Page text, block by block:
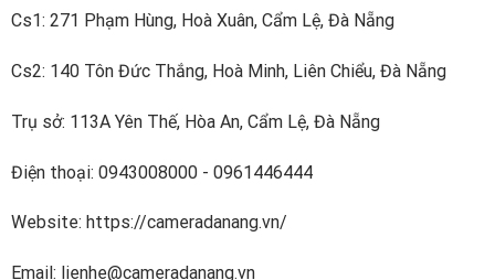
Cs1: 271 Phạm Hùng, Hoà Xuân, Cẩm Lệ, Đà Nẵng
Cs2: 140 Tôn Đức Thắng, Hoà Minh, Liên Chiểu, Đà Nẵng
Trụ sở: 113A Yên Thế, Hòa An, Cẩm Lệ, Đà Nẵng
Điện thoại: 0943008000 - 0961446444
Website: https://cameradanang.vn/
Email: lienhe@cameradanang.vn